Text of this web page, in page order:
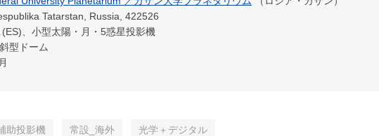
Tatarstan, Russia, 422526
、小型太陽・月・5惑星投影機
型ドーム
助投影機 常設_海外 光学＋デジタル